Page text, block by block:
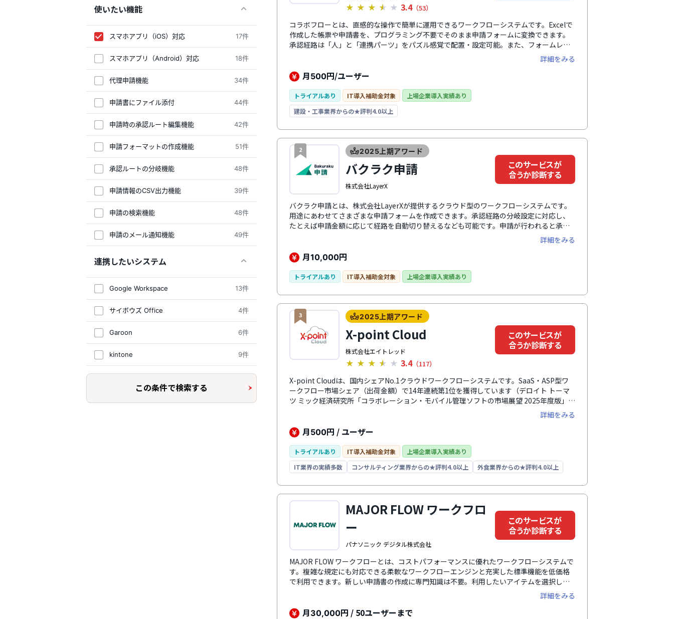
使いたい機能
スマホアプリ（iOS）対応 17件
スマホアプリ（Android）対応 18件
代理申請機能 34件
申請書にファイル添付 44件
申請時の承認ルート編集機能 42件
申請フォーマットの作成機能 51件
承認ルートの分岐機能 48件
申請情報のCSV出力機能 39件
申請の検索機能 48件
申請のメール通知機能 49件
連携したいシステム
Google Workspace 13件
サイボウズ Office 4件
Garoon 6件
kintone 9件
この条件で検索する
★ ★ ★ ★ ★ 3.4（53）
コラボフローとは、直感的な操作で簡単に運用できるワークフローシステムです。Excelで
作成した帳票や申請書を、プログラミング不要でそのまま申請フォームに変換できます。
承認経路は「人」と「連携パーツ」をパズル感覚で配置・設定可能。また、フォームレイ
アウトは運用開始後でも追加・修正できます。kintoneやサイボウズ Office、Garoon、
Office365、Microsoft SQL Serverなどの外部システムとの連携すれば、データを一元管理
でき、業務効率化につながります。
詳細をみる
月500円/ユーザー
トライアルあり IT導入補助金対象
上場企業導入実績あり
建設・工事業界からの★評判4.0以上
2 2025上期アワード
バクラク申請
株式会社LayerX
このサービスが
合うか診断する
バクラク申請とは、株式会社LayerXが提供するクラウド型のワークフローシステムです。
用途にあわせてさまざまな申請フォームを作成できます。承認経路の分岐設定に対応し、
たとえば申請金額に応じて経路を自動切り替えるなども可能です。申請が行われると承認
者へSlackで通知が届くのも特徴のひとつ。承認・却下もアプリ上で可能で、承認完了まで
の時間を短縮できます。モバイルブラウザにも対応し、自宅や外出先など場所を選ばず申
請・承認が可能です。同シリーズの「バクラク請求書」との連携すれば、支払申請で入力
した内容を経理部門へデータ連携できます。請求書に紐づく各種申請・稟議データや承認
ステータスをリアルタイムで確認でき、工数のかかる突合作業が不要に。稟議・申請から
経理業務までの一連の業務を効率化できます。
詳細をみる
月10,000円
トライアルあり IT導入補助金対象 上場企業導入実績あり
3 2025上期アワード
X-point Cloud
株式会社エイトレッド
★ ★ ★ ★ ★ 3.4（117）
このサービスが
合うか診断する
X-point Cloudは、国内シェアNo.1クラウドワークフローシステムです。SaaS・ASP型ワ
ークフロー市場シェア（出荷金額）で14年連続第1位を獲得しています（デロイト トーマ
ツ ミック経済研究所「コラボレーション・モバイル管理ソフトの市場展望 2025年度版」
2011年度～2025年度（実績））。既存の申請書をそのまま電子化できるため、利用者の違
和感や学習コストが少なく導入・運用できます。また、1,000種類以上の申請書テンプレー
トをもとにノーコードで入力フォームや承認ルートを簡単に作成できるため、システム管
理者にとっても設定から運用まで負担が少なく優しい設計です。さらに、外部システムと
の連携にも対応しており、各種グループウェアやチャットツールとの連携が可能。それぞ
れのツール上から書類を開き、承認を進めることができます。API連携を活用すれば、書類
情報送信の自動化や、外部からのワークフロー操作も実現。チャットボットやサポートサ
詳細をみる
月500円 / ユーザー
トライアルあり IT導入補助金対象
上場企業導入実績あり
IT業界の実績多数
コンサルティング業界からの★評判4.0以上 外食業界からの★評判4.0以上
MAJOR FLOW ワークフロ
ー
パナソニック デジタル株式会社
このサービスが
合うか診断する
MAJOR FLOW ワークフローとは、コストパフォーマンスに優れたワークフローシステムで
す。複雑な規定にも対応できる柔軟なワークフローエンジンと充実した標準機能を低価格
で利用できます。新しい申請書の作成に専門知識は不要。利用したいアイテムを選択して
配置するだけで誰でも簡単に新しい申請書を作成できます。製品ラインナップにはワーク
フローシステムのほか、経費精算システムと勤怠管理システムも用意されています。幅広
い業務のペーパーレスと業務効率化に貢献するサービスです。
詳細をみる
月30,000円 / 50ユーザーまで